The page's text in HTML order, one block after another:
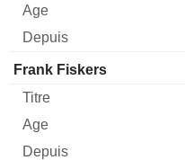
Frank Fiskers